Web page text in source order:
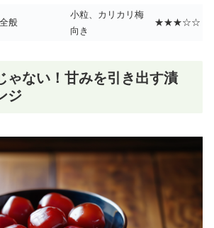
般
小粒、カリカリ梅
向き
★★★☆☆
ゃない！甘みを引き出す漬
ジ